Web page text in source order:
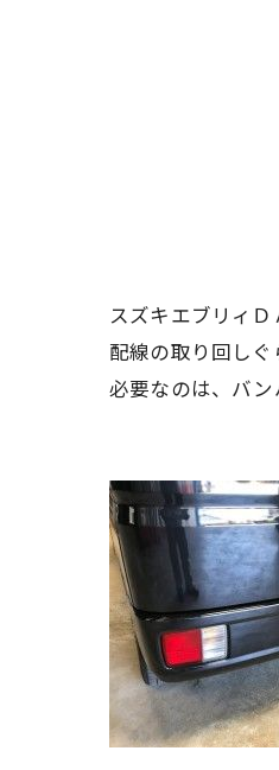
スズキエブリィ
配線の取り回しぐ
必要なのは、バ